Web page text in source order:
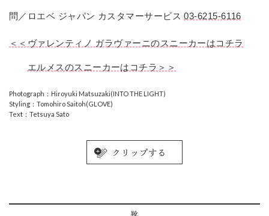
問／ロエベ ジャパン カスタマーサービス03-6215-6116
＜＜ヴァレンティノ ガラヴァーニのスニーカーはコチラ
エルメスのスニーカーはコチラ＞＞
Photograph：Hiroyuki Matsuzaki(INTO THE LIGHT)
Styling：Tomohiro Saitoh(GLOVE)
Text：Tetsuya Sato